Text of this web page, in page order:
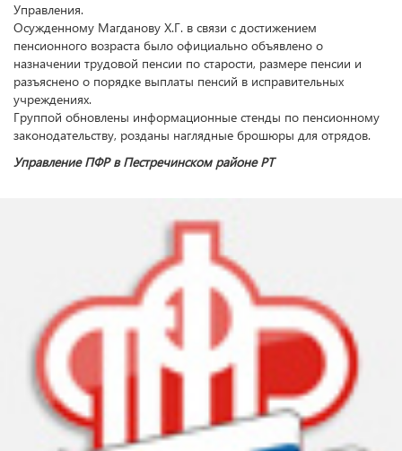
Управления.
Осужденному Магданову Х.Г. в связи с достижением
пенсионного возраста было официально объявлено о
назначении трудовой пенсии по старости, размере пенсии и
разъяснено о порядке выплаты пенсий в исправительных
учреждениях.
Группой обновлены информационные стенды по пенсионному
законодательству, розданы наглядные брошюры для отрядов.
Управление ПФР в Пестречинском районе РТ